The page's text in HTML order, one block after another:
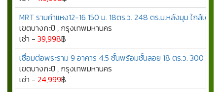
MRT รามคำแหง12-16 150 ม. 18ตร.ว. 248 ตร.ม.หลังมุม ใกล้เดอ
เขตบางกะปิ , กรุงเทพมหานคร
เช่า - 39,998฿
เชื่อมต่อพระราม 9 อาคาร 4.5 ชั้นพร้อมชั้นลอย 18 ตร.ว. 300 ตร.
เขตบางกะปิ , กรุงเทพมหานคร
เช่า - 24,999฿